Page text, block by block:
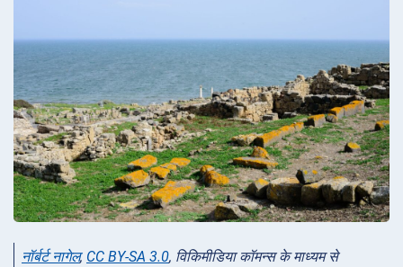
नॉर्बर्ट नागेल, CC BY-SA 3.0, विकिमीडिया कॉमन्स के माध्यम से